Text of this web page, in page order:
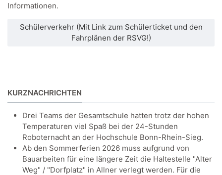
Informationen.
Schülerverkehr (Mit Link zum Schülerticket und den
Fahrplänen der RSVG!)
KURZNACHRICHTEN
Drei Teams der Gesamtschule hatten trotz der hohen
Temperaturen viel Spaß bei der 24-Stunden
Roboternacht an der Hochschule Bonn-Rhein-Sieg.
Ab den Sommerferien 2026 muss aufgrund von
Bauarbeiten für eine längere Zeit die Haltestelle "Alter
Weg" / "Dorfplatz" in Allner verlegt werden. Für die